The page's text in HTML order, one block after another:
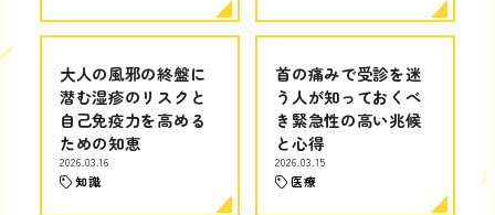
大人の風邪の終盤に
潜む湿疹のリスクと
自己免疫力を高める
ための知恵
2026.03.16
知識
首の痛みで受診を迷
う人が知っておくべ
き緊急性の高い兆候
と心得
2026.03.15
医療